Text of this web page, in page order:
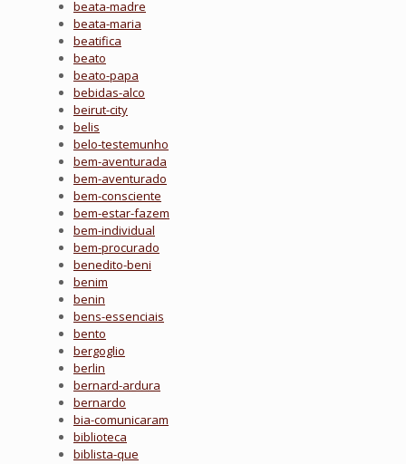
beata-madre
beata-maria
beatifica
beato
beato-papa
bebidas-alco
beirut-city
belis
belo-testemunho
bem-aventurada
bem-aventurado
bem-consciente
bem-estar-fazem
bem-individual
bem-procurado
benedito-beni
benim
benin
bens-essenciais
bento
bergoglio
berlin
bernard-ardura
bernardo
bia-comunicaram
biblioteca
biblista-que